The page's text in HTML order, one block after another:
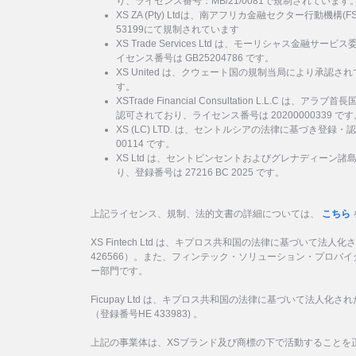
XS ZA (Pty) Ltdは、南アフリカ金融セクター行動機構
53199にて規制されています
XS Trade Services Ltd は、モーリシャス金融サービス
イセンス番号は GB25204786 です。
XS United は、クウェート国の規制当局により承認さ
す。
XSTrade Financial Consultation L.L.C は、アラブ首長
認可されており、ライセンス番号は 20200000339 です
XS (LC) LTD. は、セントルシアの法律に基づき登録・
00114 です。
XS Ltd は、セントビンセントおよびグレナディーン諸
り、登録番号は 27216 BC 2025 です。
上記ライセンス、規制、法的文書の詳細については、 こちら
XS Fintech Ltd は、キプロス共和国の法律に基づいて法人化
426566）。また、フィンテック・ソリューション・プロバ
ー部門です。
Ficupay Ltd は、キプロス共和国の法律に基づいて法人化さ
（登録番号HE 433983) 。
上記の事業体は、XSブランド及び商標の下で活動することを